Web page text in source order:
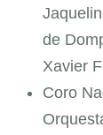
de
Xavier
Coro